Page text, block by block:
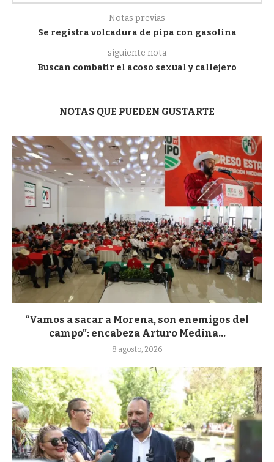
Notas previas
Se registra volcadura de pipa con gasolina
siguiente nota
Buscan combatir el acoso sexual y callejero
NOTAS QUE PUEDEN GUSTARTE
“Vamos a sacar a Morena, son enemigos del
campo”: encabeza Arturo Medina...
8 agosto, 2026